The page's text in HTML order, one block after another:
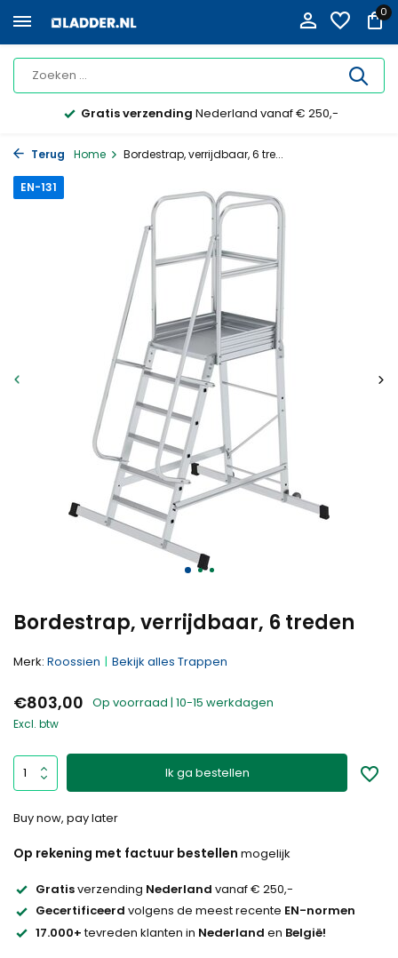
0
Gratis verzending Nederland vanaf € 250,-
Terug Home Bordestrap, verrijdbaar, 6 tre...
Bordestrap, verrijdbaar, 6 treden
EN-131
Merk: Roossien Bekijk alles Trappen
€803,00 Op voorraad | 10-15 werkdagen
Excl. btw
Ik ga bestellen
Buy now, pay later
Op rekening met factuur bestellen mogelijk
Gratisverzending Nederland vanaf € 250,-
Gecertificeerd volgens de meest recente EN-normen
17.000+tevreden klanten in Nederland en België!